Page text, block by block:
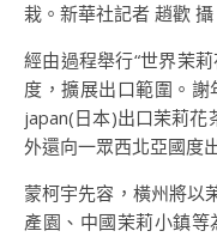
栽。新華社記者 趙歡 攝
經由過程舉行“世界茉
度，擴展出口範圍。
japan(日本)出口茉莉
外還向一眾西北亞國度
蒙柯宇先容，橫州將以
產園、中國茉莉小鎮